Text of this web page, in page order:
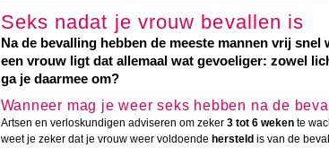
Seks nadat je vrouw bevallen is
Na de bevalling hebben de meeste mannen vrij snel
een vrouw ligt dat allemaal wat gevoeliger: zowel
ga je daarmee om?
Wanneer mag je weer seks hebben na de
Artsen en verloskundigen adviseren om zeker 3 tot 6 wekente
weet je zeker dat je vrouw weer voldoende hersteld is van de